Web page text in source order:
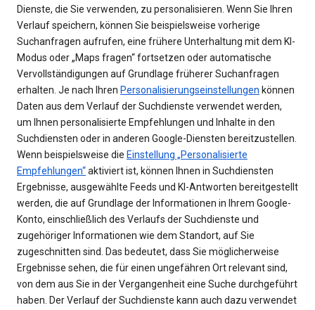
Dienste, die Sie verwenden, zu personalisieren. Wenn Sie Ihren
Verlauf speichern, können Sie beispielsweise vorherige
Suchanfragen aufrufen, eine frühere Unterhaltung mit dem KI-
Modus oder „Maps fragen“ fortsetzen oder automatische
Vervollständigungen auf Grundlage früherer Suchanfragen
erhalten. Je nach Ihren Personalisierungseinstellungen können
Daten aus dem Verlauf der Suchdienste verwendet werden,
um Ihnen personalisierte Empfehlungen und Inhalte in den
Suchdiensten oder in anderen Google-Diensten bereitzustellen.
Wenn beispielsweise die Einstellung „Personalisierte
Empfehlungen“aktiviert ist, können Ihnen in Suchdiensten
Ergebnisse, ausgewählte Feeds und KI-Antworten bereitgestellt
werden, die auf Grundlage der Informationen in Ihrem Google-
Konto, einschließlich des Verlaufs der Suchdienste und
zugehöriger Informationen wie dem Standort, auf Sie
zugeschnitten sind. Das bedeutet, dass Sie möglicherweise
Ergebnisse sehen, die für einen ungefähren Ort relevant sind,
von dem aus Sie in der Vergangenheit eine Suche durchgeführt
haben. Der Verlauf der Suchdienste kann auch dazu verwendet